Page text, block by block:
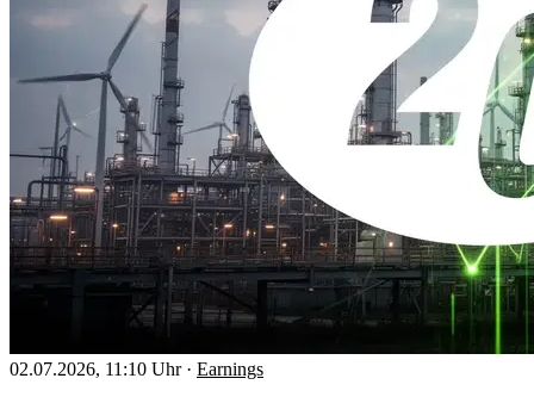
02.07.2026, 11:10 Uhr · Earnings